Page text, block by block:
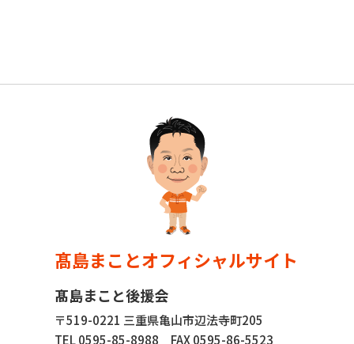
髙島まことオフィシャルサイト
髙島まこと後援会
〒519-0221 三重県亀山市辺法寺町205
TEL 0595-85-8988 FAX 0595-86-5523